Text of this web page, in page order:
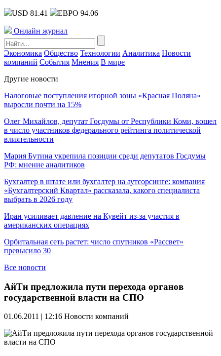
USD 81.41 ЕВРО 94.06
Онлайн журнал
Экономика Общество Технологии Аналитика Новости
компаний События Мнения В мире
Другие новости
Налоговые поступления игорной зоны «Красная Поляна»
выросли почти на 15%
Олег Михайлов, депутат Госдумы от Республики Коми, вошел
в число участников федерального рейтинга политической
влиятельности
Мария Бутина укрепила позиции среди депутатов Госдумы
РФ: мнение аналитиков
Бухгалтер в штате или бухгалтер на аутсорсинге: компания
«Бухгалтерский Квартал» рассказала, какого специалиста
выбрать в 2026 году
Иран усиливает давление на Кувейт из-за участия в
американских операциях
Орбитальная сеть растет: число спутников «Рассвет»
превысило 30
Все новости
АйТи предложила пути перехода органов
государственной власти на СПО
01.06.2011 | 12:16 Новости компаний